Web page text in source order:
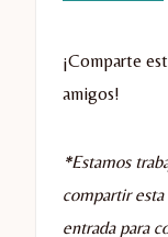
¡Comparte
amigos!
*Estamos
compartir
entrada para